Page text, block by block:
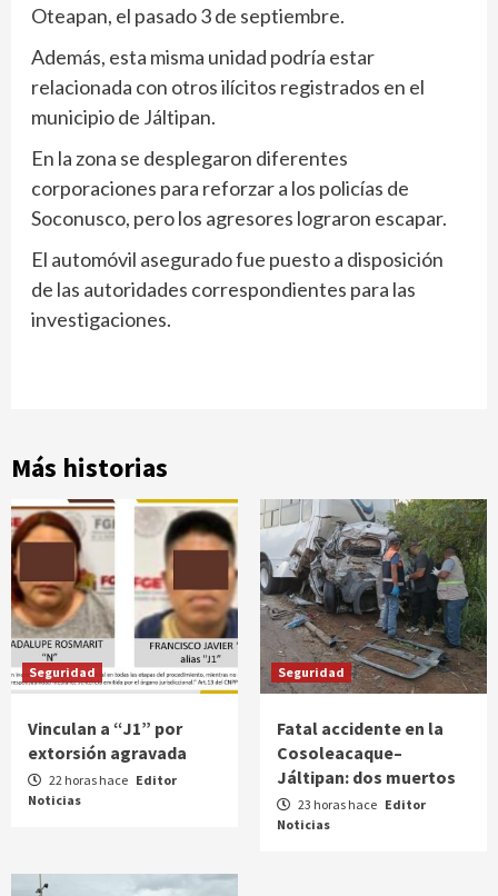
Oteapan, el pasado 3 de septiembre.
Además, esta misma unidad podría estar
relacionada con otros ilícitos registrados en el
municipio de Jáltipan.
En la zona se desplegaron diferentes
corporaciones para reforzar a los policías de
Soconusco, pero los agresores lograron escapar.
El automóvil asegurado fue puesto a disposición
de las autoridades correspondientes para las
investigaciones.
Más historias
Seguridad
Vinculan a “J1” por
extorsión agravada
22 horas hace Editor
Noticias
Seguridad
Fatal accidente en la
Cosoleacaque–
Jáltipan: dos muertos
23 horas hace Editor
Noticias